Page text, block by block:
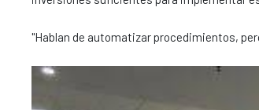
"Hablan de automatizar procedimientos,